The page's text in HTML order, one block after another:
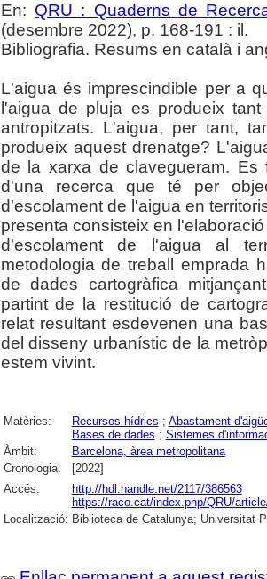
En: QRU : Quaderns de
(desembre 2022), p. 168-191 : il.
Bibliografia. Resums en català i
L'aigua és imprescindible per a
l'aigua de pluja es produeix
antropitzats. L'aigua, per tant,
produeix aquest drenatge?
de la xarxa de clavegueram. Es
d'una recerca que té per
d'escolament de l'aigua en
presenta consisteix en
d'escolament de l'aigua al
metodologia de treball emprada
de dades cartogràfica
partint de la restitució de
relat resultant esdevenen una
del disseny urbanístic de la
estem vivint.
Matèries: Recursos hídrics ; Abastament
Bases de dades ; Sistemes
Àmbit:
Barcelona, àrea metropolitana
Cronologia:
[2022]
Accés:
http://hdl.handle.net/2117/386563
https://raco.cat/index.php/QRU/
Localització: Biblioteca de Catalunya; Universitat